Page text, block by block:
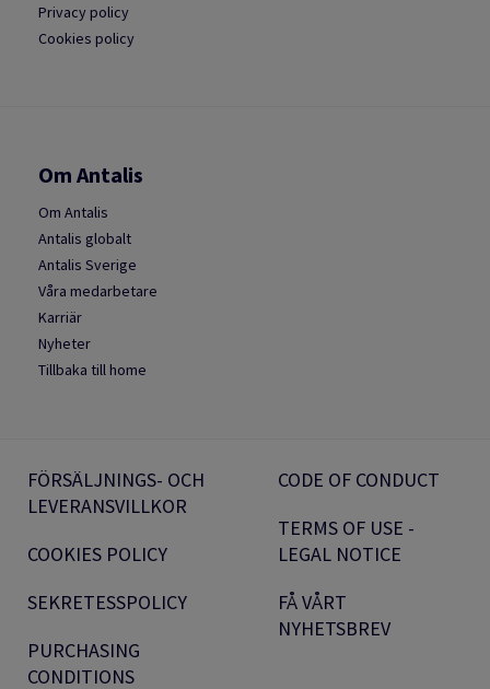
Privacy policy
Cookies policy
Om Antalis
Om Antalis
Antalis globalt
Antalis Sverige
Våra medarbetare
Karriär
Nyheter
Tillbaka till home
FÖRSÄLJNINGS- OCH
LEVERANSVILLKOR
COOKIES POLICY
SEKRETESSPOLICY
PURCHASING
CONDITIONS
CODE OF CONDUCT
TERMS OF USE -
LEGAL NOTICE
FÅ VÅRT
NYHETSBREV